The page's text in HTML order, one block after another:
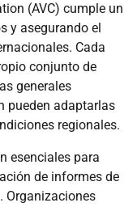
(AVC) cumple un
y asegurando el
Cada
conjunto de
generales
pueden adaptarlas
regionales.
esenciales para
de informes de
Organizaciones